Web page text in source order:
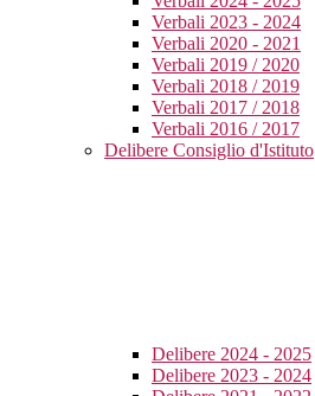
Verbali 2023 - 2024
Verbali 2020 - 2021
Verbali 2019 / 2020
Verbali 2018 / 2019
Verbali 2017 / 2018
Verbali 2016 / 2017
Delibere Consiglio d'Istituto
Delibere 2024 - 2025
Delibere 2023 - 2024